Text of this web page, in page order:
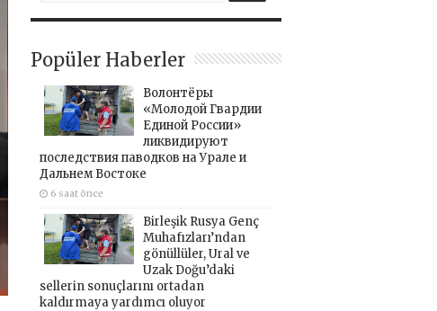
Popüler Haberler
Волонтёры
«Молодой Гвардии
Единой России»
ликвидируют
последствия паводков на Урале и
Дальнем Востоке
6 saat önce
Birleşik Rusya Genç
Muhafızları’ndan
gönüllüler, Ural ve
Uzak Doğu’daki
sellerin sonuçlarını ortadan
kaldırmaya yardımcı oluyor